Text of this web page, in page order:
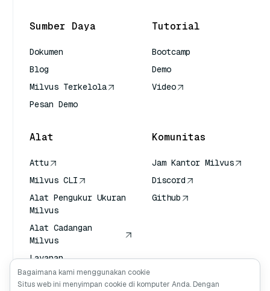
Sumber Daya
Dokumen
Blog
Milvus Terkelola
Pesan Demo
Tutorial
Bootcamp
Demo
Video
Alat
Attu
Milvus CLI
Alat Pengukur Ukuran
Milvus
Alat Cadangan
Milvus
Layanan
Transportasi Vektor
(VTS)
Komunitas
Jam Kantor Milvus
Discord
Github
Bagaimana kami menggunakan cookie
Situs web ini menyimpan cookie di komputer Anda. Dengan